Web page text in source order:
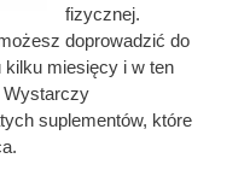
fizycznej.
doprowadzić do
kilku miesięcy i w ten
Wystarczy
suplementów, które